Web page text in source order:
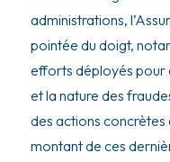
administrations,
pointée du doigt,
efforts déployés pour
et la nature des
des actions
montant de ces